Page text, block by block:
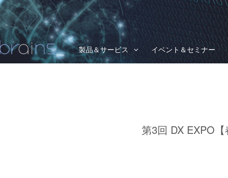
製品＆サービス イベント＆セミナー
第3回 DX EXPO